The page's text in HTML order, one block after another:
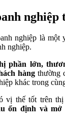
nghiệp là một
nghiệp.
phần lớn,
hàng thường
khác trong
vị thế tốt trên
ổn định và mở